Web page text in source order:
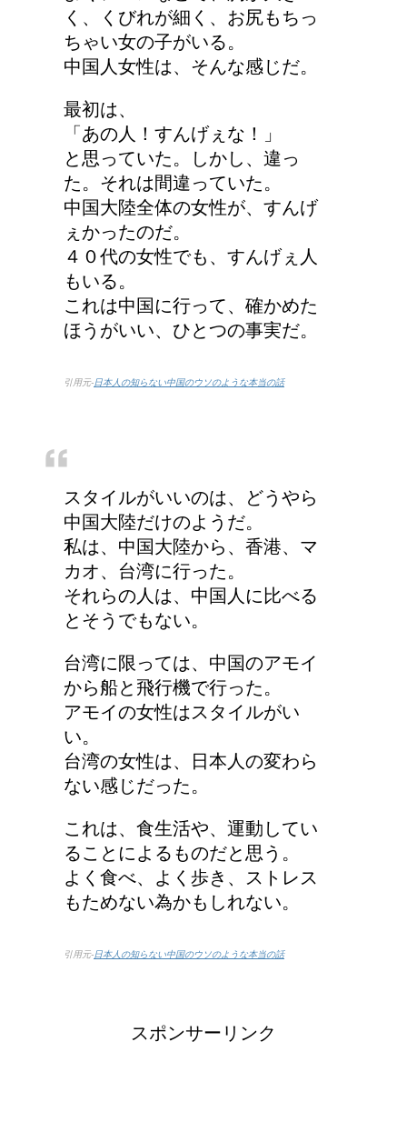
2か所の場合はどうなる
の？
について
エビ水槽の掃除の仕方
！
顔にできた脂肪の粒は何
く、くびれが細く、お尻もちっ
ちゃい女の子がいる。
中国人女性は、そんな感じだ。
最初は、
「あの人！すんげぇな！」
と思っていた。しかし、違っ
た。それは間違っていた。
中国大陸全体の女性が、すんげ
ぇかったのだ。
４０代の女性でも、すんげぇ人
もいる。
これは中国に行って、確かめた
ほうがいい、ひとつの事実だ。
引用元-日本人の知らない中国のウソのような本当の話
スタイルがいいのは、どうやら
中国大陸だけのようだ。
私は、中国大陸から、香港、マ
カオ、台湾に行った。
それらの人は、中国人に比べる
とそうでもない。
台湾に限っては、中国のアモイ
から船と飛行機で行った。
アモイの女性はスタイルがい
い。
台湾の女性は、日本人の変わら
ない感じだった。
これは、食生活や、運動してい
ることによるものだと思う。
よく食べ、よく歩き、ストレス
もためない為かもしれない。
引用元-日本人の知らない中国のウソのような本当の話
スポンサーリンク